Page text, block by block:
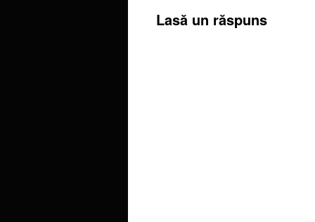
Lasă un răspuns